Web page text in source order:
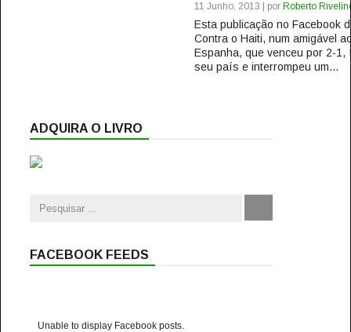
11 Junho, 2013 | por Roberto
Esta publicação no Facebook
Contra o Haiti, num amigável
Espanha, que venceu por 2-1,
seu país e interrompeu um...
ADQUIRA O LIVRO
FACEBOOK FEEDS
Unable to display Facebook posts.